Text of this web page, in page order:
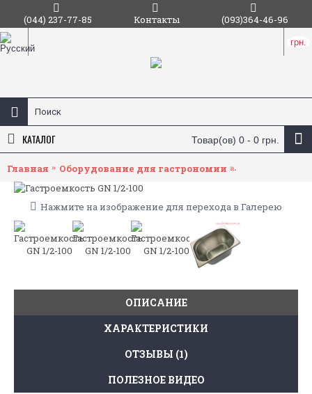
(044) 237-77-85 Контакты (093)364-46-96
грн.
Товар(ов) 0 - 0 грн.
КАТАЛОГ
Главная Оборудование для гастрономии
Нажмите на изображение для перехода в Галерею
ОПИСАНИЕ
ХАРАКТЕРИСТИКИ
ОТЗЫВЫ (1)
ПОЛЕЗНОЕ ВИДЕО